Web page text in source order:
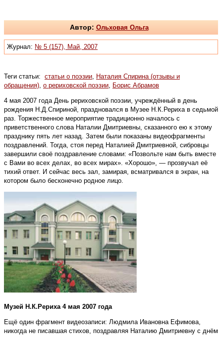
Автор: Ольховая Ольга
Журнал: № 5 (157), Май, 2007
Теги статьи: статьи о поэзии Наталия Спирина (отзывы и
обращения) о рериховской поэзии Борис Абрамов
4 мая 2007 года День рериховской поэзии, учреждённый в день
рождения Н.Д.Спириной, праздновался в Музее Н.К.Рериха в седьмой
раз. Торжественное мероприятие традиционно началось с
приветственного слова Наталии Дмитриевны, сказанного ею к этому
празднику пять лет назад. Затем были показаны видеофрагменты
поздравлений. Тогда, стоя перед Наталией Дмитриевной, сибровцы
завершили своё поздравление словами: «Позвольте нам быть вместе
с Вами во всех делах, во всех мирах». «Хорошо», — прозвучал её
тихий ответ. И сейчас весь зал, замирая, всматривался в экран, на
котором было бесконечно родное лицо.
Музей Н.К.Рериха 4 мая 2007 года
Ещё один фрагмент видеозаписи: Людмила Ивановна Ефимова,
никогда не писавшая стихов, поздравляя Наталию Дмитриевну с днём